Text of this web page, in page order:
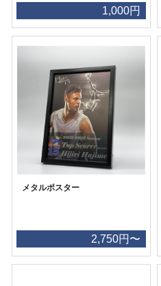
1,000円
メタルポスター
2,750円〜